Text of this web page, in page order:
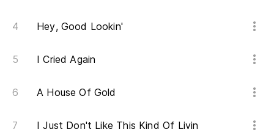
Hey, Good Lookin'
I Cried Again
A House Of Gold
I Just Don't Like This Kind Of Livin